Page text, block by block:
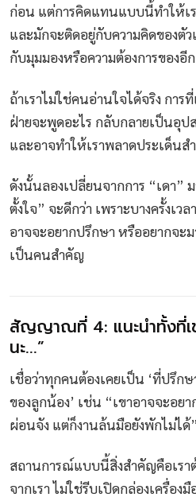
ก่อน แต่การคิดแทนแบบนี้ทำให้เ
และมักจะติดอยู่กับความคิดของตั
กับมุมมองหรือความต้องการของอี
ถ้าเราไม่ใช่คนอ่านใจได้จริง การ
ฝ่ายจะพูดอะไร กลับกลายเป็นอุป
และอาจทำให้เราพลาดประเด็นส
ดังนั้นลองเปลี่ยนจากการ “เดา”
ตั้งใจ” จะดีกว่า เพราะบางครั้งเว
อาจจะอยากปรึกษา หรืออยากจะ
เป็นคนสำคัญ
สัญญาณที่ 4: แนะนำทั้งที่เ
นะ...”
เชื่อว่าทุกคนต้องเคยเป็น ‘ที่ปรึก
ของลูกน้อง’ เช่น “เขาอาจจะอย
ผ่อนจัง แต่ก็งานล้นมือยังพักไม่ได้”
สถานการณ์แบบนี้สิ่งสำคัญคือเราต้
จากเรา ไม่ใช่รีบเปิดกล่องเครื่อ